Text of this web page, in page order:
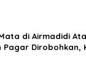
di Airmadidi
Pagar Dirobohkan,